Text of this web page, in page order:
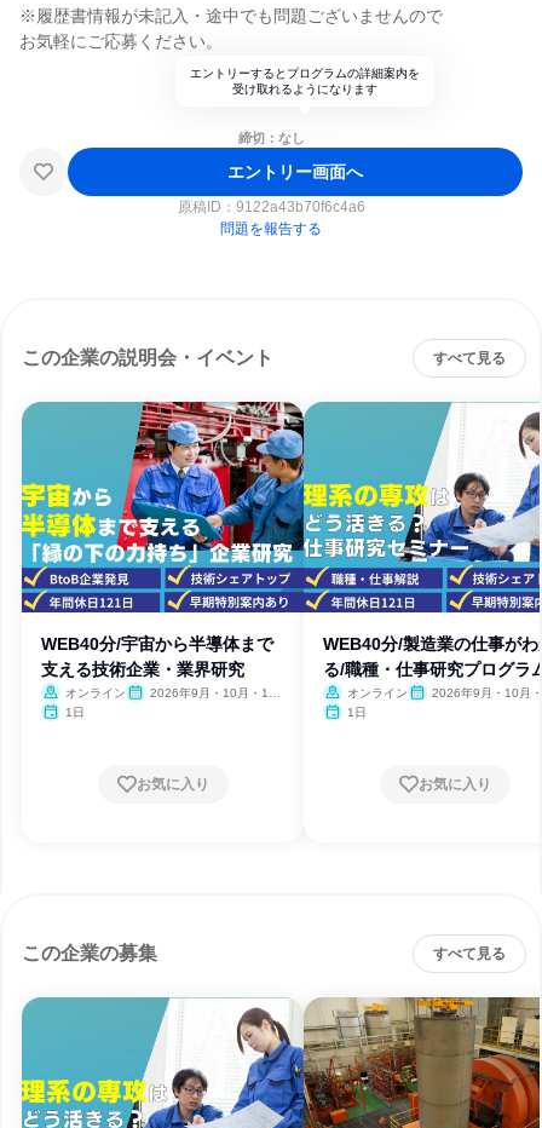
※履歴書情報が未記入・途中でも問題ございませんので
お気軽にご応募ください。
エントリーするとプログラムの詳細案内を
受け取れるようになります
締切：なし
エントリー画面へ
原稿ID： 9122a43b70f6c4a6
問題を報告する
この企業の説明会・イベント すべて見る
WEB40分/宇宙から半導体まで
支える技術企業・業界研究
オンライン
2026年9月・10月・11
1日
お気に入り
WEB40分/製造業の仕事がわ
る/職種・仕事研究プログラ
オンライン
2026年9月・10月
1日
お気に入り
この企業の募集 すべて見る